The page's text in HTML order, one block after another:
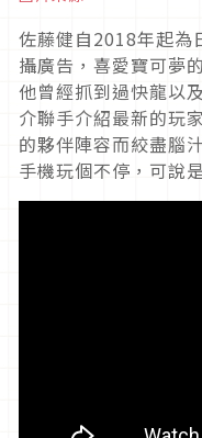
佐藤健自2018年起為
攝廣告，喜愛寶可夢
他曾經抓到過快龍以
介聯手介紹最新的玩
的夥伴陣容而絞盡腦
手機玩個不停，可說